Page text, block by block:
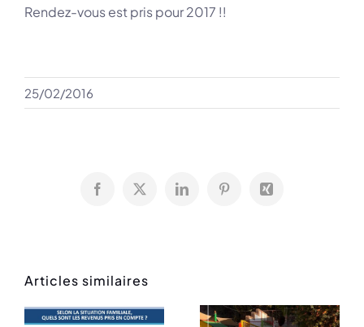
Rendez-vous est pris pour 2017 !!
25/02/2016
Facebook
X LinkedInPinterestXing
Articles similaires